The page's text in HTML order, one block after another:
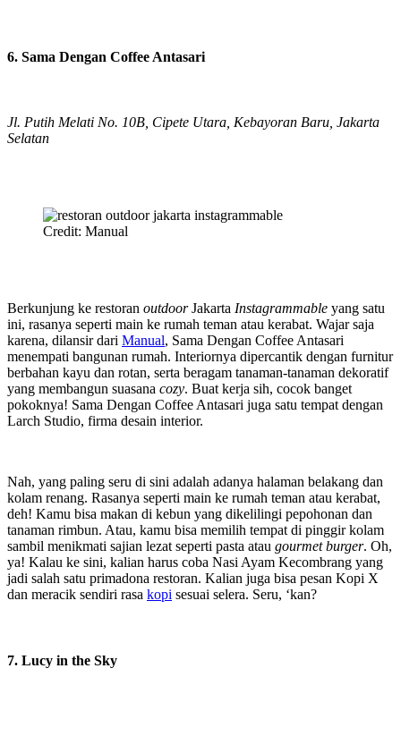
6. Sama Dengan Coffee Antasari
Jl. Putih Melati No. 10B, Cipete Utara, Kebayoran Baru, Jakarta
Selatan
Credit: Manual
Berkunjung ke restoran outdoorJakarta Instagrammable yang satu
ini, rasanya seperti main ke rumah teman atau kerabat. Wajar saja
karena, dilansir dari Manual, Sama Dengan Coffee Antasari
menempati bangunan rumah. Interiornya dipercantik dengan furnitur
berbahan kayu dan rotan, serta beragam tanaman-tanaman dekoratif
yang membangun suasana cozy. Buat kerja sih, cocok banget
pokoknya! Sama Dengan Coffee Antasari juga satu tempat dengan
Larch Studio, firma desain interior.
Nah, yang paling seru di sini adalah adanya halaman belakang dan
kolam renang. Rasanya seperti main ke rumah teman atau kerabat,
deh! Kamu bisa makan di kebun yang dikelilingi pepohonan dan
tanaman rimbun. Atau, kamu bisa memilih tempat di pinggir kolam
sambil menikmati sajian lezat seperti pasta atau gourmet burger. Oh,
ya! Kalau ke sini, kalian harus coba Nasi Ayam Kecombrang yang
jadi salah satu primadona restoran. Kalian juga bisa pesan Kopi X
dan meracik sendiri rasa kopi sesuai selera. Seru, ‘kan?
7. Lucy in the Sky